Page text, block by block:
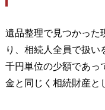
遺品整理で見つかった
り、相続人全員で扱
千円単位の少額であっ
金と同じく相続財産と